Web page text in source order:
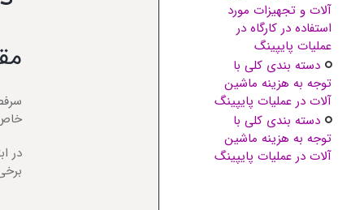
آلات و تجهیزات مورد
استفاده در کارگاه در
عملیات پایپینگ
دسته بندی کلی با
توجه به هزینه ماشین
آلات در عملیات پایپینگ
دسته بندی کلی با
توجه به هزینه ماشین
آلات در عملیات پایپینگ
در